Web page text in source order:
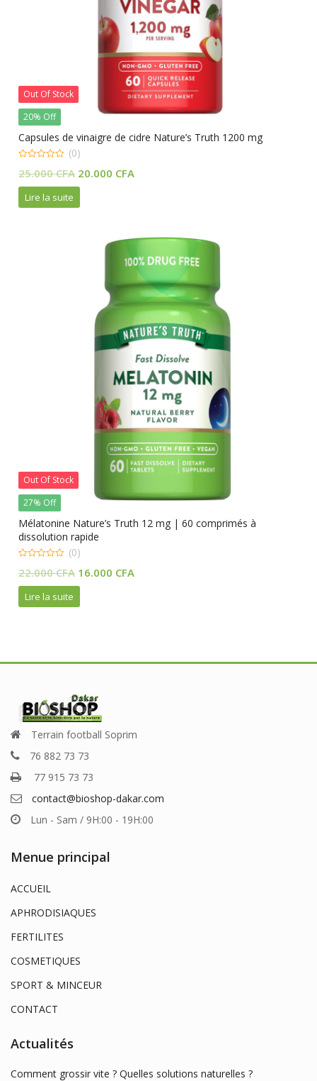
Out Of Stock
20% Off
Capsules de vinaigre de cidre Nature’s Truth 1200 mg
out
(0)
25.000CFA Le
prix
initial
25.000 CFA.
20.000 CFALe
20.000 CFA.
Lire la suite
Out Of Stock
27% Off
Mélatonine Nature’s Truth 12 mg | 60 comprimés à
dissolution rapide
out
(0)
22.000CFA Le
prix
initial
16.000 CFALe
Lire la suite
Terrain football Soprim
76 882 73 73
77 915 73 73
contact@bioshop-dakar.com
Lun - Sam / 9H:00 - 19H:00
Menue principal
ACCUEIL
APHRODISIAQUES
FERTILITES
COSMETIQUES
SPORT & MINCEUR
CONTACT
Actualités
Comment grossir vite ? Quelles solutions naturelles ?